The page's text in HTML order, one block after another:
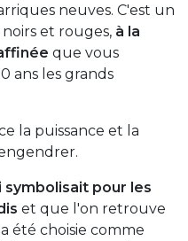
neuves. C'est un
et rouges, à la
que vous
ans les grands
la puissance et la
pour les
et que l'on retrouve
été choisie comme